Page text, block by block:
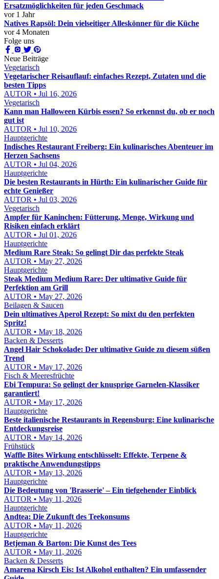
Ersatzmöglichkeiten für jeden Geschmack
vor 1 Jahr
Natives Rapsöl: Dein vielseitiger Alleskönner für die Küche
vor 4 Monaten
Folge uns
Neue Beiträge
Vegetarisch
Vegetarischer Reisauflauf: einfaches Rezept, Zutaten und die
besten Tipps
AUTOR • Jul 16, 2026
Vegetarisch
Kann man Halloween Kürbis essen? So erkennst du, ob er noch
gut ist
AUTOR • Jul 10, 2026
Hauptgerichte
Indisches Restaurant Freiberg: Ein kulinarisches Abenteuer im
Herzen Sachsens
AUTOR • Jul 04, 2026
Hauptgerichte
Die besten Restaurants in Hürth: Ein kulinarischer Guide für
echte Genießer
AUTOR • Jul 03, 2026
Vegetarisch
Ampfer für Kaninchen: Fütterung, Menge, Wirkung und
Risiken einfach erklärt
AUTOR • Jul 01, 2026
Hauptgerichte
Medium Rare Steak: So gelingt Dir das perfekte Steak
AUTOR • May 27, 2026
Hauptgerichte
Steak Medium Medium Rare: Der ultimative Guide für
Perfektion am Grill
AUTOR • May 27, 2026
Beilagen & Saucen
Dein ultimatives Aperol Rezept: So mixt du den perfekten
Spritz!
AUTOR • May 18, 2026
Backen & Desserts
Angel Hair Schokolade: Der ultimative Guide zu diesem süßen
Trend
AUTOR • May 17, 2026
Fisch & Meeresfrüchte
Ebi Tempura: So gelingt der knusprige Garnelen-Klassiker
garantiert!
AUTOR • May 17, 2026
Hauptgerichte
Beste italienische Restaurants in Regensburg: Eine kulinarische
Entdeckungsreise
AUTOR • May 14, 2026
Frühstück
Waffle Bites Wirkung entschlüsselt: Effekte, Terpene &
praktische Anwendungstipps
AUTOR • May 13, 2026
Hauptgerichte
Die Bedeutung von 'Brasserie' – Ein tiefgehender Einblick
AUTOR • May 11, 2026
Hauptgerichte
Andtea: Die Zukunft des Teekonsums
AUTOR • May 11, 2026
Hauptgerichte
Betjeman & Barton: Die Kunst des Tees
AUTOR • May 11, 2026
Backen & Desserts
Amarena Kirsch Eis: Ist Alkohol enthalten? Ein umfassender